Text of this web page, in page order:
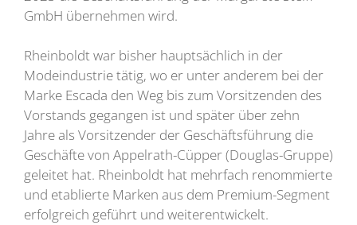
GmbH übernehmen wird.
Rheinboldt war bisher hauptsächlich in der
Modeindustrie tätig, wo er unter anderem bei der
Marke Escada den Weg bis zum Vorsitzenden des
Vorstands gegangen ist und später über zehn
Jahre als Vorsitzender der Geschäftsführung die
Geschäfte von Appelrath-Cüpper (Douglas-Gruppe)
geleitet hat. Rheinboldt hat mehrfach renommierte
und etablierte Marken aus dem Premium-Segment
erfolgreich geführt und weiterentwickelt.